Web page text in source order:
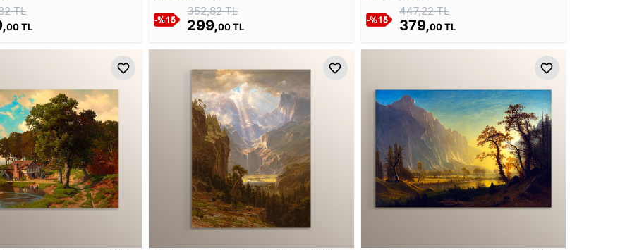
TL
00 TL
352,82 TL
299,00 TL
447,22 TL
379,00 TL